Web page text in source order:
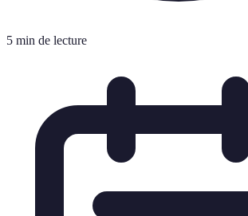
5 min de lecture